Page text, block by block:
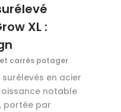
XL :
carrés potager
en acier
notable
portée par